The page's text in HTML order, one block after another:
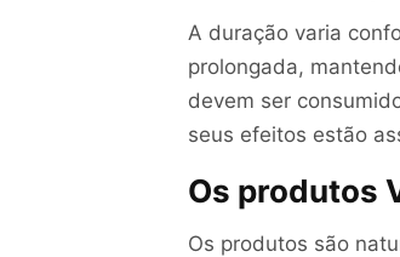
A duração varia
prolongada,
devem ser
seus efeitos estão
Os produtos
Os produtos são